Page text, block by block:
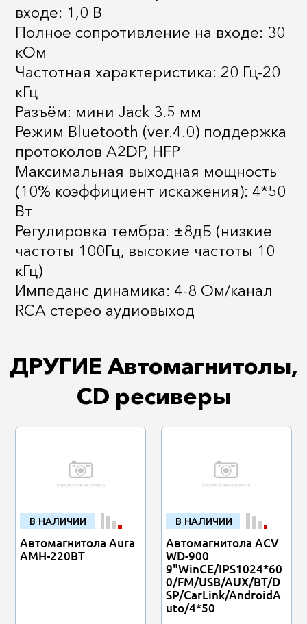
входе: 1,0 В
Полное сопротивление на входе: 30
кОм
Частотная характеристика: 20 Гц-20
кГц
Разъём: мини Jack 3.5 мм
Режим Bluetooth (ver.4.0) поддержка
протоколов A2DP, HFP
Максимальная выходная мощность
(10% коэффициент искажения): 4*50
Вт
Регулировка тембра: ±8дБ (низкие
частоты 100Гц, высокие частоты 10
кГц)
Импеданс динамика: 4-8 Ом/канал
RCA стерео аудиовыход
ДРУГИЕ Автомагнитолы,
CD ресиверы
В НАЛИЧИИ
Автомагнитола Aura
AMH-220BT
В НАЛИЧИИ
Автомагнитола ACV
WD-900
9"WinCE/IPS1024*60
0/FM/USB/AUX/BT/D
SP/CarLink/AndroidA
uto/4*50